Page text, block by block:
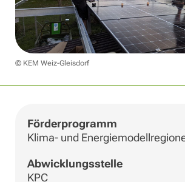
© KEM Weiz-Gleisdorf
Förderprogramm
Klima- und
Abwicklungsstelle
KPC